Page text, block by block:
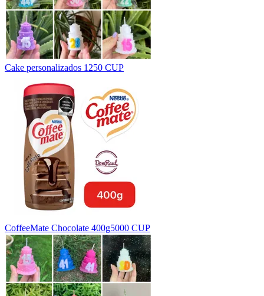
Cake personalizados 1 250 CUP
CoffeeMate Chocolate 400g5000 CUP